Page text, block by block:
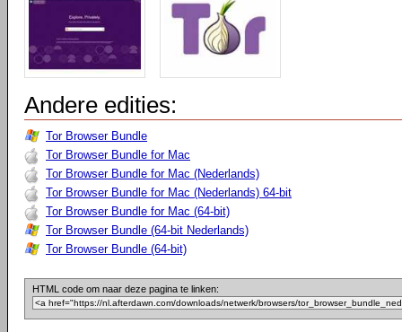
Andere edities:
Tor Browser Bundle
Tor Browser Bundle for Mac
Tor Browser Bundle for Mac (Nederlands)
Tor Browser Bundle for Mac (Nederlands) 64-bit
Tor Browser Bundle for Mac (64-bit)
Tor Browser Bundle (64-bit Nederlands)
Tor Browser Bundle (64-bit)
HTML code om naar deze pagina te linken: